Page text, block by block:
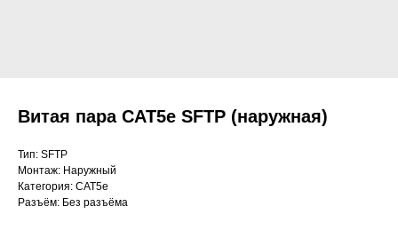
Витая пара CAT5e SFTP (наружная)
Тип: SFTP
Монтаж: Наружный
Категория: CAT5e
Разъём: Без разъёма